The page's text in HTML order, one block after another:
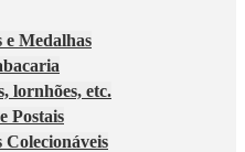
e Medalhas
lornhões, etc.
Postais